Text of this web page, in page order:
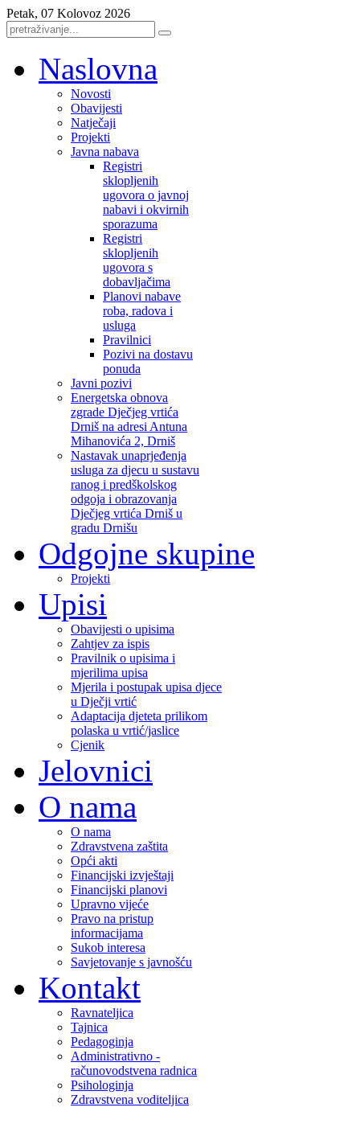
Petak, 07 Kolovoz 2026
Naslovna
Novosti
Obavijesti
Natječaji
Projekti
Javna nabava
Registri
sklopljenih
ugovora o javnoj
nabavi i okvirnih
sporazuma
Registri
sklopljenih
ugovora s
dobavljačima
Planovi nabave
roba, radova i
usluga
Pravilnici
Pozivi na dostavu
ponuda
Javni pozivi
Energetska obnova
zgrade Dječjeg vrtića
Drniš na adresi Antuna
Mihanovića 2, Drniš
Nastavak unaprjeđenja
usluga za djecu u sustavu
ranog i predškolskog
odgoja i obrazovanja
Dječjeg vrtića Drniš u
gradu Drnišu
Odgojne skupine
Projekti
Upisi
Obavijesti o upisima
Zahtjev za ispis
Pravilnik o upisima i
mjerilima upisa
Mjerila i postupak upisa djece
u Dječji vrtić
Adaptacija djeteta prilikom
polaska u vrtić/jaslice
Cjenik
Jelovnici
O nama
O nama
Zdravstvena zaštita
Opći akti
Financijski izvještaji
Financijski planovi
Upravno vijeće
Pravo na pristup
informacijama
Sukob interesa
Savjetovanje s javnošću
Kontakt
Ravnateljica
Tajnica
Pedagoginja
Administrativno -
računovodstvena radnica
Psihologinja
Zdravstvena voditeljica